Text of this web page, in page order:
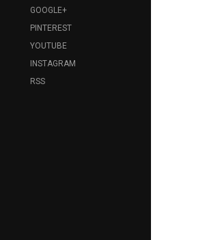
GOOGLE+
PINTEREST
YOUTUBE
INSTAGRAM
RSS